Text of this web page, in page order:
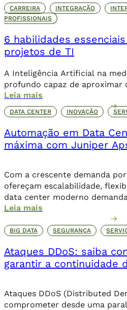
CARREIRA INTEGRAÇÃO
PROFISSIONAIS
6 habilidades
projetos de TI
A Inteligência Artificial na
profundo capaz de aproximar
necessariamente a
direta.
Leia mais
DATA CENTER INOVAÇÃO
Automação em Data
máxima com Juniper
Com a crescente demanda
ofereçam escalabilidade,
data center moderno
mais inteligentes e
complexidade crescente da
cenário, o Juniper Apstra se
data centers, proporcionando
Leia mais
BIG DATA SEGURANÇA
Ataques DDoS: saiba
garantir a continuidade
Ataques DDoS (Distributed
comprometer desde uma